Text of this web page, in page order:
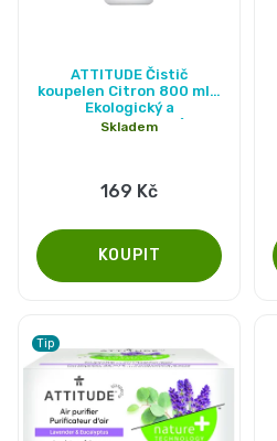
ATTITUDE Čistič
koupelen Citron 800 ml -
Ekologický a
Hypoalergenní
hodnocení
produktu
hvězdiček.
Skladem
169 Kč
Tip